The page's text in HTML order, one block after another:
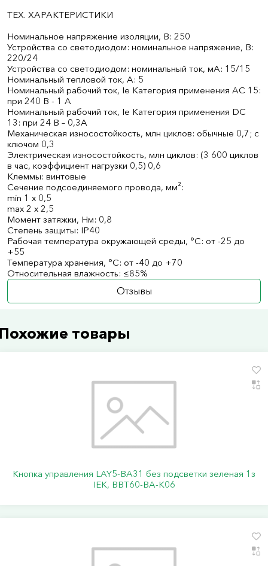
ТЕХ. ХАРАКТЕРИСТИКИ
Номинальное напряжение изоляции, В: 250
Устройства со светодиодом: номинальное напряжение, В:
220/24
Устройства со светодиодом: номинальный ток, мА: 15/15
Номинальный тепловой ток, А: 5
Номинальный рабочий ток, Ie Категория применения AC 15:
при 240 В - 1 A
Номинальный рабочий ток, Ie Категория применения DC
13: при 24 В – 0,3А
Механическая износостойкость, млн циклов: обычные 0,7; с
ключом 0,3
Электрическая износостойкость, млн циклов: (3 600 циклов
в час, коэффициент нагрузки 0,5) 0,6
Клеммы: винтовые
Сечение подсоединяемого провода, мм²:
min 1 x 0,5
max 2 x 2,5
Момент затяжки, Нм: 0,8
Степень защиты: IP40
Рабочая температура окружающей среды, °С: от -25 до
+55
Температура хранения, °С: от -40 до +70
Относительная влажность: ≤85%
Отзывы
товары
Кнопка управления LAY5-BA31 без подсветки зеленая 1з
IEK, BBT60-BA-K06